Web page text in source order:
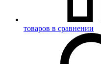
товаров в сравнении